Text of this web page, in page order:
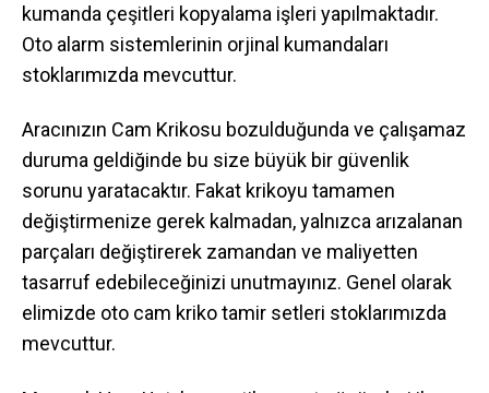
kumanda çeşitleri kopyalama işleri yapılmaktadır.
Oto alarm sistemlerinin orjinal kumandaları
stoklarımızda mevcuttur.
Aracınızın Cam Krikosu bozulduğunda ve çalışamaz
duruma geldiğinde bu size büyük bir güvenlik
sorunu yaratacaktır. Fakat krikoyu tamamen
değiştirmenize gerek kalmadan, yalnızca arızalanan
parçaları değiştirerek zamandan ve maliyetten
tasarruf edebileceğinizi unutmayınız. Genel olarak
elimizde oto cam kriko tamir setleri stoklarımızda
mevcuttur.